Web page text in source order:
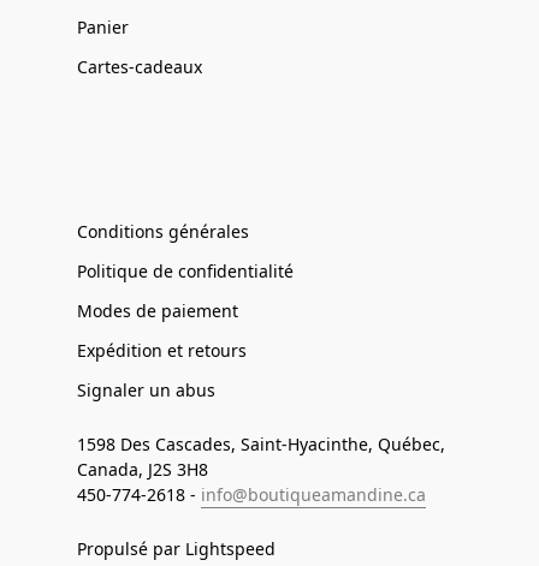
Panier
Cartes-cadeaux
Conditions générales
Politique de confidentialité
Modes de paiement
Expédition et retours
Signaler un abus
1598 Des Cascades, Saint-Hyacinthe, Québec,
Canada, J2S 3H8
450-774-2618 - info@boutiqueamandine.ca
Propulsé par Lightspeed